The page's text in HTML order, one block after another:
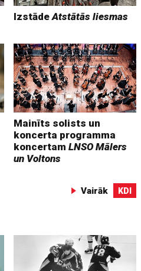
IzstādeAtstātās liesmas
Mainīts solists un
koncerta programma
koncertamLNSO Mālers
un Voltons
Vairāk KDI